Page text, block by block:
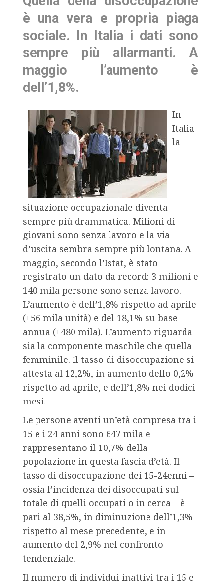
è una vera e propria piaga
sociale. In Italia i dati sono
sempre più allarmanti. A
maggio l’aumento è
dell’1,8%.
In
Italia
la
situazione occupazionale diventa
sempre più drammatica. Milioni di
giovani sono senza lavoro e la via
d’uscita sembra sempre più lontana. A
maggio, secondo l’Istat, è stato
registrato un dato da record: 3 milioni e
140 mila persone sono senza lavoro.
L’aumento è dell’1,8% rispetto ad aprile
(+56 mila unità) e del 18,1% su base
annua (+480 mila). L’aumento riguarda
sia la componente maschile che quella
femminile. Il tasso di disoccupazione si
attesta al 12,2%, in aumento dello 0,2%
rispetto ad aprile, e dell’1,8% nei dodici
mesi.
Le persone aventi un’età compresa tra i
15 e i 24 anni sono 647 mila e
rappresentano il 10,7% della
popolazione in questa fascia d’età. Il
tasso di disoccupazione dei 15-24enni –
ossia l’incidenza dei disoccupati sul
totale di quelli occupati o in cerca – è
pari al 38,5%, in diminuzione dell’1,3%
rispetto al mese precedente, e in
aumento del 2,9% nel confronto
tendenziale.
Il numero di individui inattivi tra i 15 e